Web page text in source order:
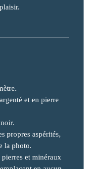
et en pierre
propres aspérités,
la photo.
et minéraux